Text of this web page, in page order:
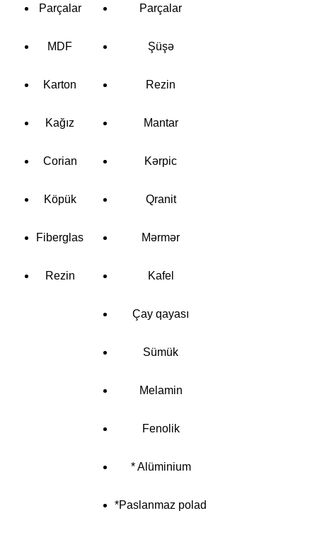
Parçalar Parçalar
MDF Şüşə
Karton Rezin
Kağız Mantar
Corian Kərpic
Köpük Qranit
Fiberglas Mərmər
Rezin Kafel
Çay qayası
Sümük
Melamin
Fenolik
* Alüminium
*Paslanmaz polad